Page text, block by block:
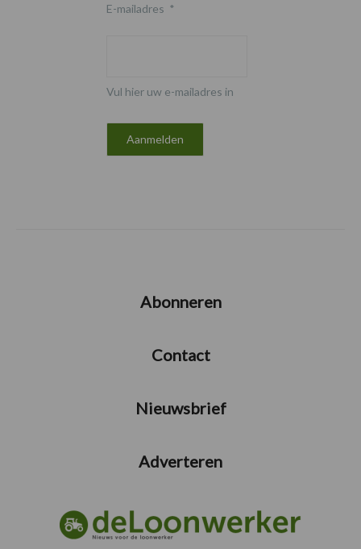
E-mailadres *
Vul hier uw e-mailadres in
Abonneren
Contact
Nieuwsbrief
Adverteren